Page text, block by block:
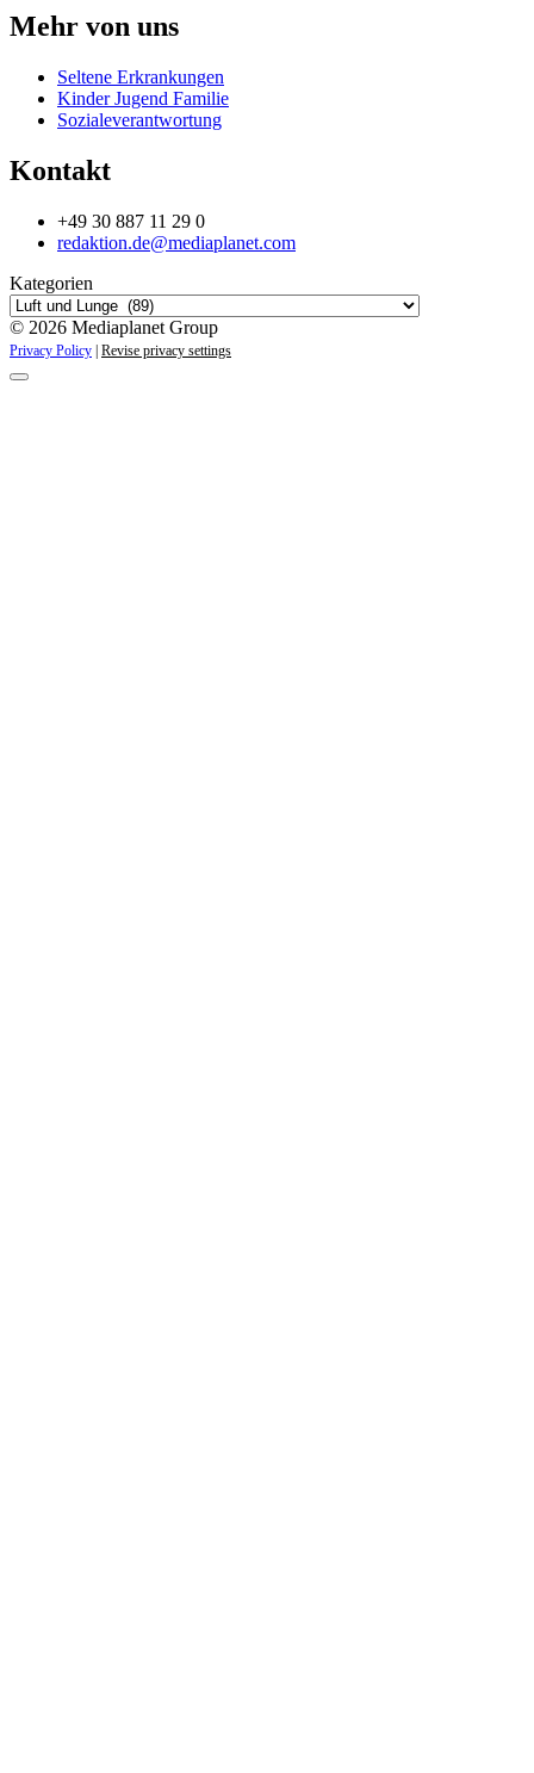
Mehr von uns
Seltene Erkrankungen
Kinder Jugend Familie
Sozialeverantwortung
Kontakt
+49 30 887 11 29 0
redaktion.de@mediaplanet.com
Kategorien
© 2026 Mediaplanet Group
Privacy Policy Revise privacy settings